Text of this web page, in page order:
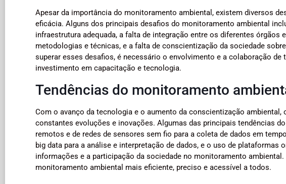
Apesar da importância do monitoramento ambiental, existem diversos
eficácia. Alguns dos principais desafios do monitoramento ambiental
infraestrutura adequada, a falta de integração entre os diferentes
metodologias e técnicas, e a falta de conscientização da sociedade
superar esses desafios, é necessário o envolvimento e a colaboração
investimento em capacitação e tecnologia.
Tendências do monitoramento
Com o avanço da tecnologia e o aumento da conscientização
constantes evoluções e inovações. Algumas das principais tendências
remotos e de redes de sensores sem fio para a coleta de dados em
big data para a análise e interpretação de dados, e o uso de
informações e a participação da sociedade no monitoramento
monitoramento ambiental mais eficiente, preciso e acessível a todos.